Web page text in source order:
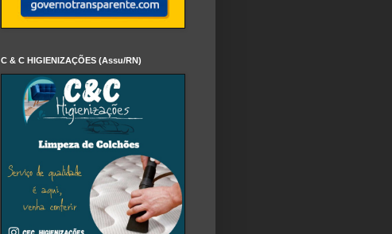
C & C HIGIENIZAÇÕES (Assu/RN)